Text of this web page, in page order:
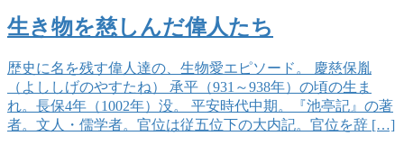
生き物を慈しんだ偉人たち
歴史に名を残す偉人達の、生物愛エピソード。 慶慈保胤
（よししげのやすたね） 承平（931～938年）の頃の生ま
れ。長保4年（1002年）没。 平安時代中期。『池亭記』の著
者。文人・儒学者。官位は従五位下の大内記。官位を辞 […]